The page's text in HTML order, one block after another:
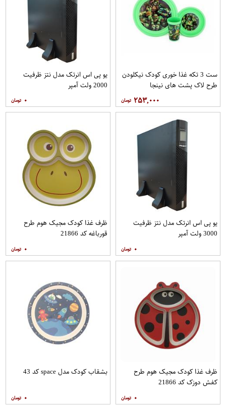
ست 3 تکه غذا خوری کودک نیکلودن
طرح لاک پشت های نینجا
۲۵۳,۰۰۰
یو پی اس انرتک مدل نتز ظرفیت
2000 ولت آمپر
۰
یو پی اس انرتک مدل نتز ظرفیت
3000 ولت آمپر
۰
ظرف غذا کودک مجیک هوم طرح
قورباغه کد 21866
۰
ظرف غذا کودک مجیک هوم طرح
کفش دوزک کد 21866
۰
بشقاب کودک مدل space کد 43
۰